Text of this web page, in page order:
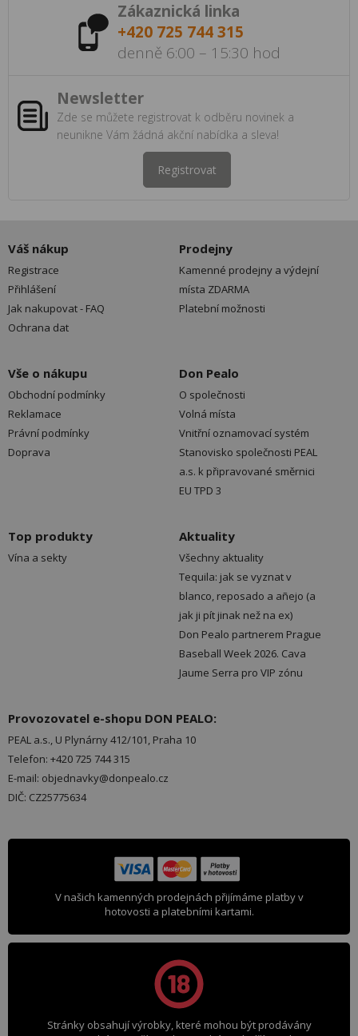
Zákaznická linka
+420 725 744 315
denně 6:00 – 15:30 hod
Newsletter
Zde se můžete registrovat k odběru novinek a
neunikne Vám žádná akční nabídka a sleva!
Registrovat
Váš nákup
Registrace
Přihlášení
Jak nakupovat - FAQ
Ochrana dat
Prodejny
Kamenné prodejny a výdejní
místa ZDARMA
Platební možnosti
Vše o nákupu
Obchodní podmínky
Reklamace
Právní podmínky
Doprava
Don Pealo
O společnosti
Volná místa
Vnitřní oznamovací systém
Stanovisko společnosti PEAL
a.s. k připravované směrnici
EU TPD 3
Top produkty
Vína a sekty
Aktuality
Všechny aktuality
Tequila: jak se vyznat v
blanco, reposado a añejo (a
jak ji pít jinak než na ex)
Don Pealo partnerem Prague
Baseball Week 2026. Cava
Jaume Serra pro VIP zónu
Provozovatel e-shopu DON PEALO:
PEAL a.s., U Plynárny 412/101, Praha 10
Telefon: +420 725 744 315
E-mail: objednavky@donpealo.cz
DIČ: CZ25775634
V našich kamenných prodejnách přijímáme platby v
hotovosti a platebními kartami.
Stránky obsahují výrobky, které mohou být prodávány